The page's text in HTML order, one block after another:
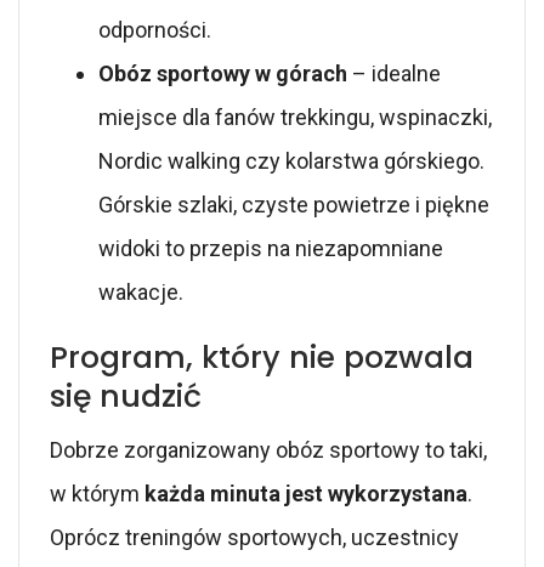
odporności.
Obóz sportowy w górach – idealne
miejsce dla fanów trekkingu, wspinaczki,
Nordic walking czy kolarstwa górskiego.
Górskie szlaki, czyste powietrze i piękne
widoki to przepis na niezapomniane
wakacje.
Program, który nie pozwala
się nudzić
Dobrze zorganizowany obóz sportowy to taki,
w którym każda minuta jest wykorzystana.
Oprócz treningów sportowych, uczestnicy